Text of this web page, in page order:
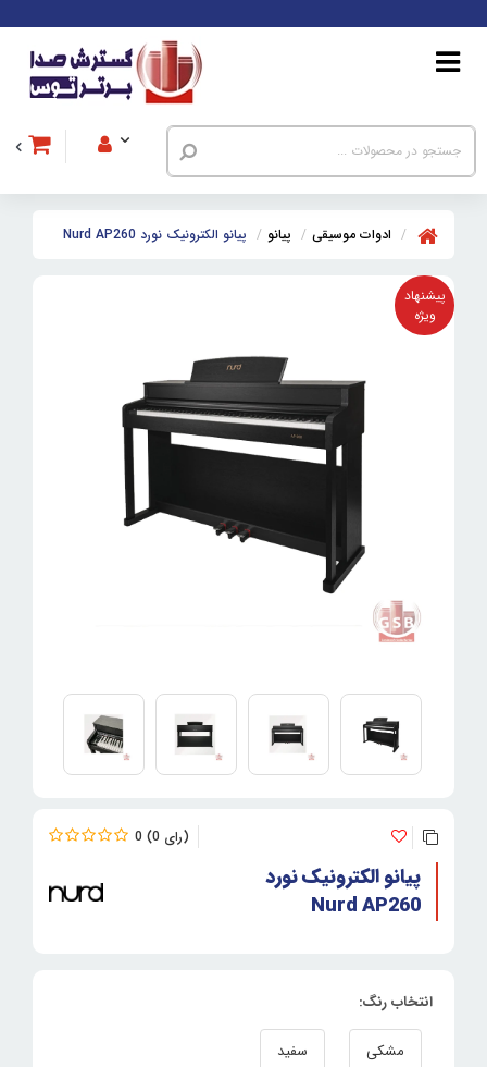
ادوات موسیقی پیانو پیانو الکترونیک نورد Nurd AP260
پیشنهاد
ویژه
0 0
پیانو الکترونیک نورد
Nurd AP260
انتخاب رنگ:
مشکی
سفید